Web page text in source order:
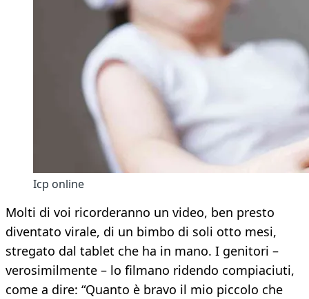
Icp online
Molti di voi ricorderanno un video, ben presto
diventato virale, di un bimbo di soli otto mesi,
stregato dal tablet che ha in mano. I genitori –
verosimilmente – lo filmano ridendo compiaciuti,
come a dire: “Quanto è bravo il mio piccolo che